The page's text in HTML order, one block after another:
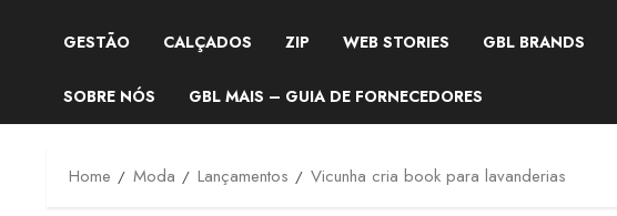
GESTÃO CALÇADOS ZIP WEB STORIES GBL BRANDS
SOBRE NÓS GBL MAIS – GUIA DE FORNECEDORES
Home Moda Lançamentos Vicunha cria book para lavanderias